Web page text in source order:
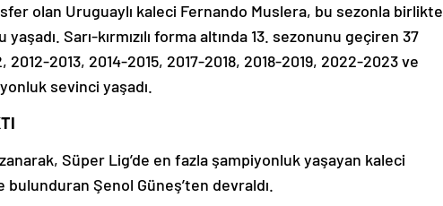
olan Uruguaylı kaleci Fernando Muslera, bu sezonla birlikte
Sarı-kırmızılı forma altında 13. sezonunu geçiren 37
2012-2013, 2014-2015, 2017-2018, 2018-2019, 2022-2023 ve
sevinci yaşadı.
Süper Lig’de en fazla şampiyonluk yaşayan kaleci
bulunduran Şenol Güneş’ten devraldı.